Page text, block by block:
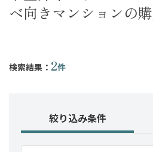
ベ向きマンションの
検索結果： 2件
絞り込み条件